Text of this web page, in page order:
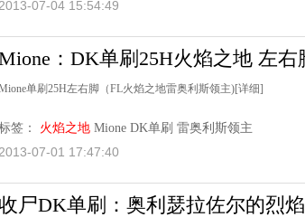
2013-07-04 15:54:49
：DK单刷25H火焰之地 左右
单刷25H左右脚（FL火焰之地雷奥利斯领主)[详细]
签： 火焰之地 Mione DK单刷 雷奥利斯领主
2013-07-01 17:47:40
收尸DK单刷：奥利瑟拉佐尔的烈